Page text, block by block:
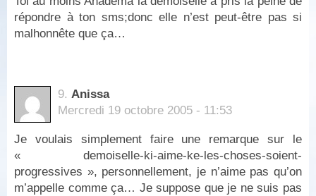
répondre à ton sms;donc elle n’est peut-être pas si
malhonnête que ça…
9. Anissa
Mercredi 19 octobre 2005 - 11:53
Je voulais simplement faire une remarque sur le
« demoiselle-ki-aime-ke-les-choses-soient-
progressives », personnellement, je n’aime pas qu’on
m’appelle comme ça… Je suppose que je ne suis pas